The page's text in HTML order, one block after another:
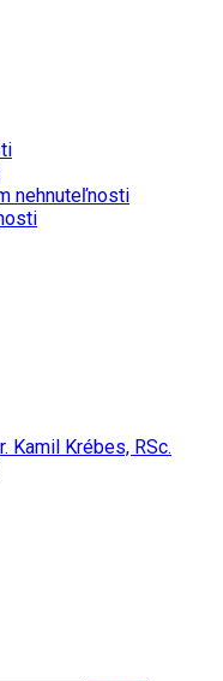
nehnuteľnosti
Kamil Krébes, RSc.